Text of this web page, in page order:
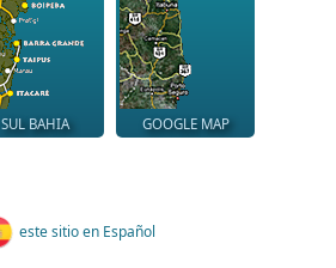
SUL BAHIA GOOGLE MAP
este sitio en Español